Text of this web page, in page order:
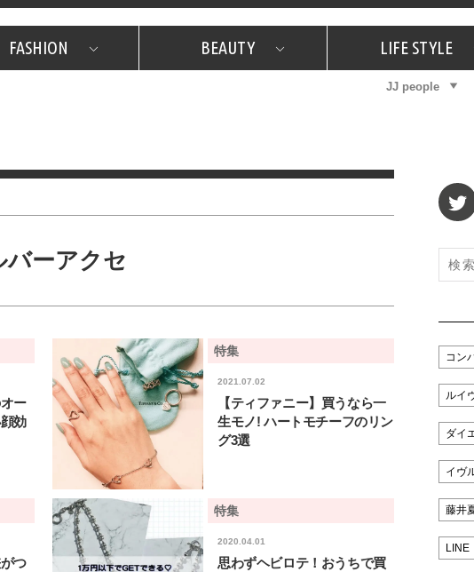
FASHION
JJスタッフの"それどこ
BEAUTY
コスメ全部試し
LIFE STYLE
JJグルメガイド
JJ people
バーアクセ
ー
効
特集
2021.07.02
【ティファニー】買うなら一
生モノ! ハートモチーフのリン
グ3選
つ
特集
2020.04.01
思わずヘビロテ！おうちで買
コン
ルイ
ダイ
イヴ
藤井
LINE